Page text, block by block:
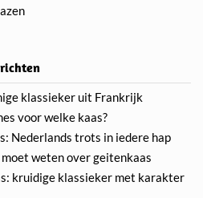
klassieker uit Frankrijk
voor welke kaas?
Nederlands trots in iedere hap
weten over geitenkaas
kruidige klassieker met karakter